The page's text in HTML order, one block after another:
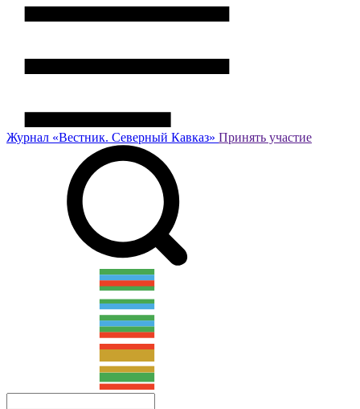
Журнал «Вестник. Северный Кавказ» Принять участие